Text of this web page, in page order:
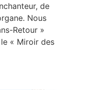
de
Nous
Retour »
« Miroir des